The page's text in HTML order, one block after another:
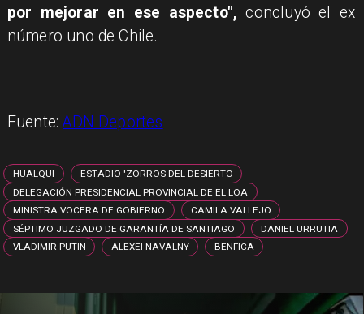
por mejorar en ese aspecto", concluyó el ex
número uno de Chile.
Fuente:ADN Deportes
HUALQUI
ESTADIO 'ZORROS DEL DESIERTO
DELEGACIÓN PRESIDENCIAL PROVINCIAL DE EL LOA
MINISTRA VOCERA DE GOBIERNO
CAMILA VALLEJO
SÉPTIMO JUZGADO DE GARANTÍA DE SANTIAGO
DANIEL URRUTIA
VLADIMIR PUTIN
ALEXEI NAVALNY BENFICA